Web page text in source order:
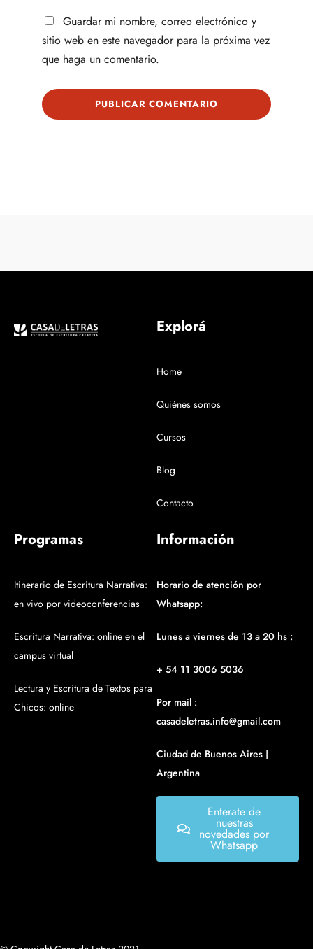
Guardar mi nombre, correo electrónico y
sitio web en este navegador para la próxima vez
que haga un comentario.
Explorá
Home
Quiénes somos
Cursos
Blog
Contacto
Programas
Itinerario de Escritura Narrativa:
en vivo por videoconferencias
Escritura Narrativa: online en el
campus virtual
Lectura y Escritura de Textos para
Chicos: online
Información
Horario de atención por
Whatsapp:
Lunes a viernes de 13 a 20 hs :
+ 54 11 3006 5036
Por mail :
casadeletras.info@gmail.com
Ciudad de Buenos Aires |
Argentina
Enterate de
nuestras
novedades por
Whatsapp